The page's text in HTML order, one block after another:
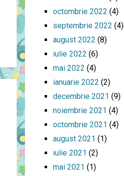
octombrie 2022 (4)
septembrie 2022 (4)
august 2022 (8)
iulie 2022 (6)
mai 2022 (4)
ianuarie 2022 (2)
decembrie 2021 (9)
noiembrie 2021 (4)
octombrie 2021 (4)
august 2021 (1)
iulie 2021 (2)
mai 2021 (1)